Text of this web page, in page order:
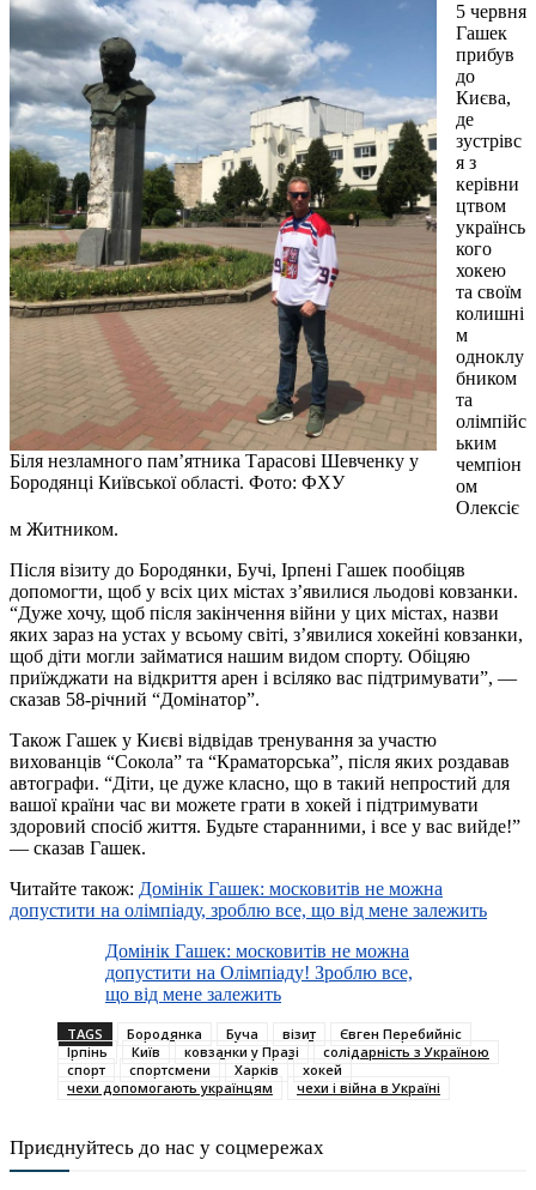
Біля незламного пам’ятника Тарасові Шевченку у
Бородянці Київської області. Фото: ФХУ
5 червня
Гашек
прибув
до
Києва,
де
зустрівс
я з
керівни
цтвом
українсь
кого
хокею
та своїм
колишні
м
одноклу
бником
та
олімпійс
ьким
чемпіон
ом
Олексіє
м Житником.
Після візиту до Бородянки, Бучі, Ірпені Гашек пообіцяв
допомогти, щоб у всіх цих містах з’явилися льодові ковзанки.
“Дуже хочу, щоб після закінчення війни у цих містах, назви
яких зараз на устах у всьому світі, з’явилися хокейні ковзанки,
щоб діти могли займатися нашим видом спорту. Обіцяю
приїжджати на відкриття арен і всіляко вас підтримувати”, —
сказав 58-річний “Домінатор”.
Також Гашек у Києві відвідав тренування за участю
вихованців “Сокола” та “Краматорська”, після яких роздавав
автографи. “Діти, це дуже класно, що в такий непростий для
вашої країни час ви можете грати в хокей і підтримувати
здоровий спосіб життя. Будьте старанними, і все у вас вийде!”
— сказав Гашек.
Читайте також: Домінік Гашек: московитів не можна
допустити на олімпіаду, зроблю все, що від мене залежить
Домінік Гашек: московитів не можна
допустити на Олімпіаду! Зроблю все,
що від мене залежить
TAGS Бородянка Буча візит
Євген Перебийніс
Ірпінь
Київ ковзанки у Празі
солідарність з Україною
спорт
спортсмени Харків
хокей
чехи допомогають українцям
чехи і війна в Україні
Приєднуйтесь до нас у соцмережах